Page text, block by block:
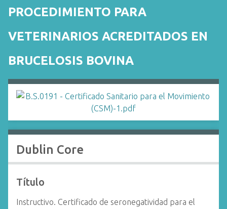
PROCEDIMIENTO PARA
VETERINARIOS ACREDITADOS EN
BRUCELOSIS BOVINA
Dublin Core
Título
Instructivo. Certificado de seronegatividad para el